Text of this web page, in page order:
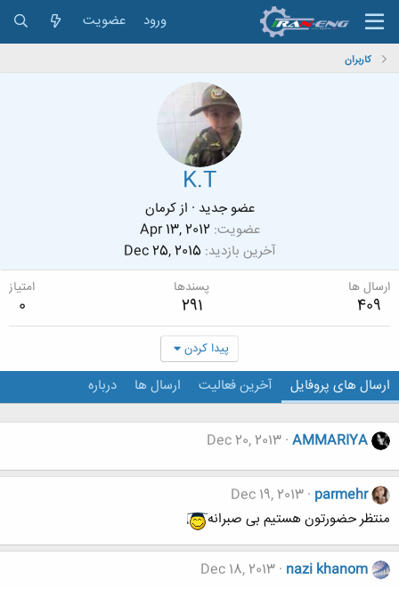
ورود عضویت
کاربران
K.T
عضو جدید · ازکرمان
عضویت Apr 13, 2012
آخرین بازدید Dec 25, 2015
ارسال ها
409
پسندها
291
امتیاز
0
پیدا کردن
ارسال های پروفایل آخرین فعالیت ارسال ها درباره
AMMARIYA
Dec 20, 2013
parmehr
Dec 19, 2013
منتظر حضورتون هستیم بی صبرانه
nazi khanom
Dec 18, 2013